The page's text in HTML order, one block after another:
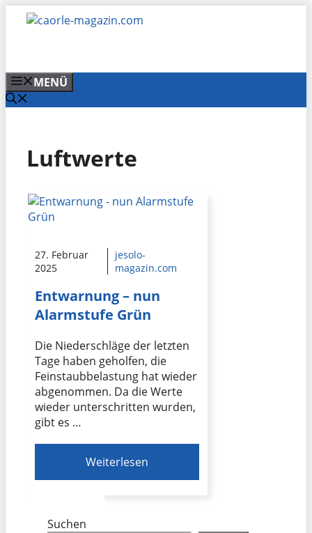
Zum
Inhalt
MENÜ
Luftwerte
27. Februar
2025
jesolo-
magazin.com
Entwarnung – nun
Alarmstufe Grün
Die Niederschläge der letzten
Tage haben geholfen, die
Feinstaubbelastung hat wieder
abgenommen. Da die Werte
wieder unterschritten wurden,
gibt es …
Weiterlesen
Suchen